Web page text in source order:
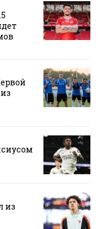
из